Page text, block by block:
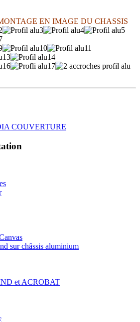
EN IMAGE DU CHASSIS
sur châssis aluminium
et ACROBAT